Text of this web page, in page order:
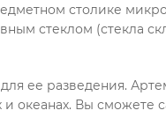
столике
стеклом (стекла
ее разведения.
и океанах. Вы